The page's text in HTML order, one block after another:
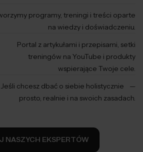
programy, treningi i treści oparte
na wiedzy i doświadczeniu.
Portal z artykułami i przepisami, setki
treningów na YouTube i produkty
wspierające Twoje cele.
Jeśli chcesz dbać o siebie holistycznie —
prosto, realnie i na swoich zasadach.
NASZYCH EKSPERTÓW